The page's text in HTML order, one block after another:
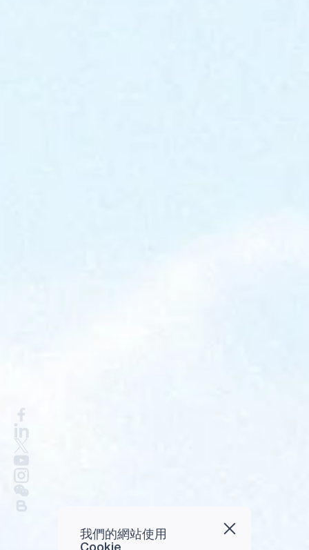
我們的網站使用